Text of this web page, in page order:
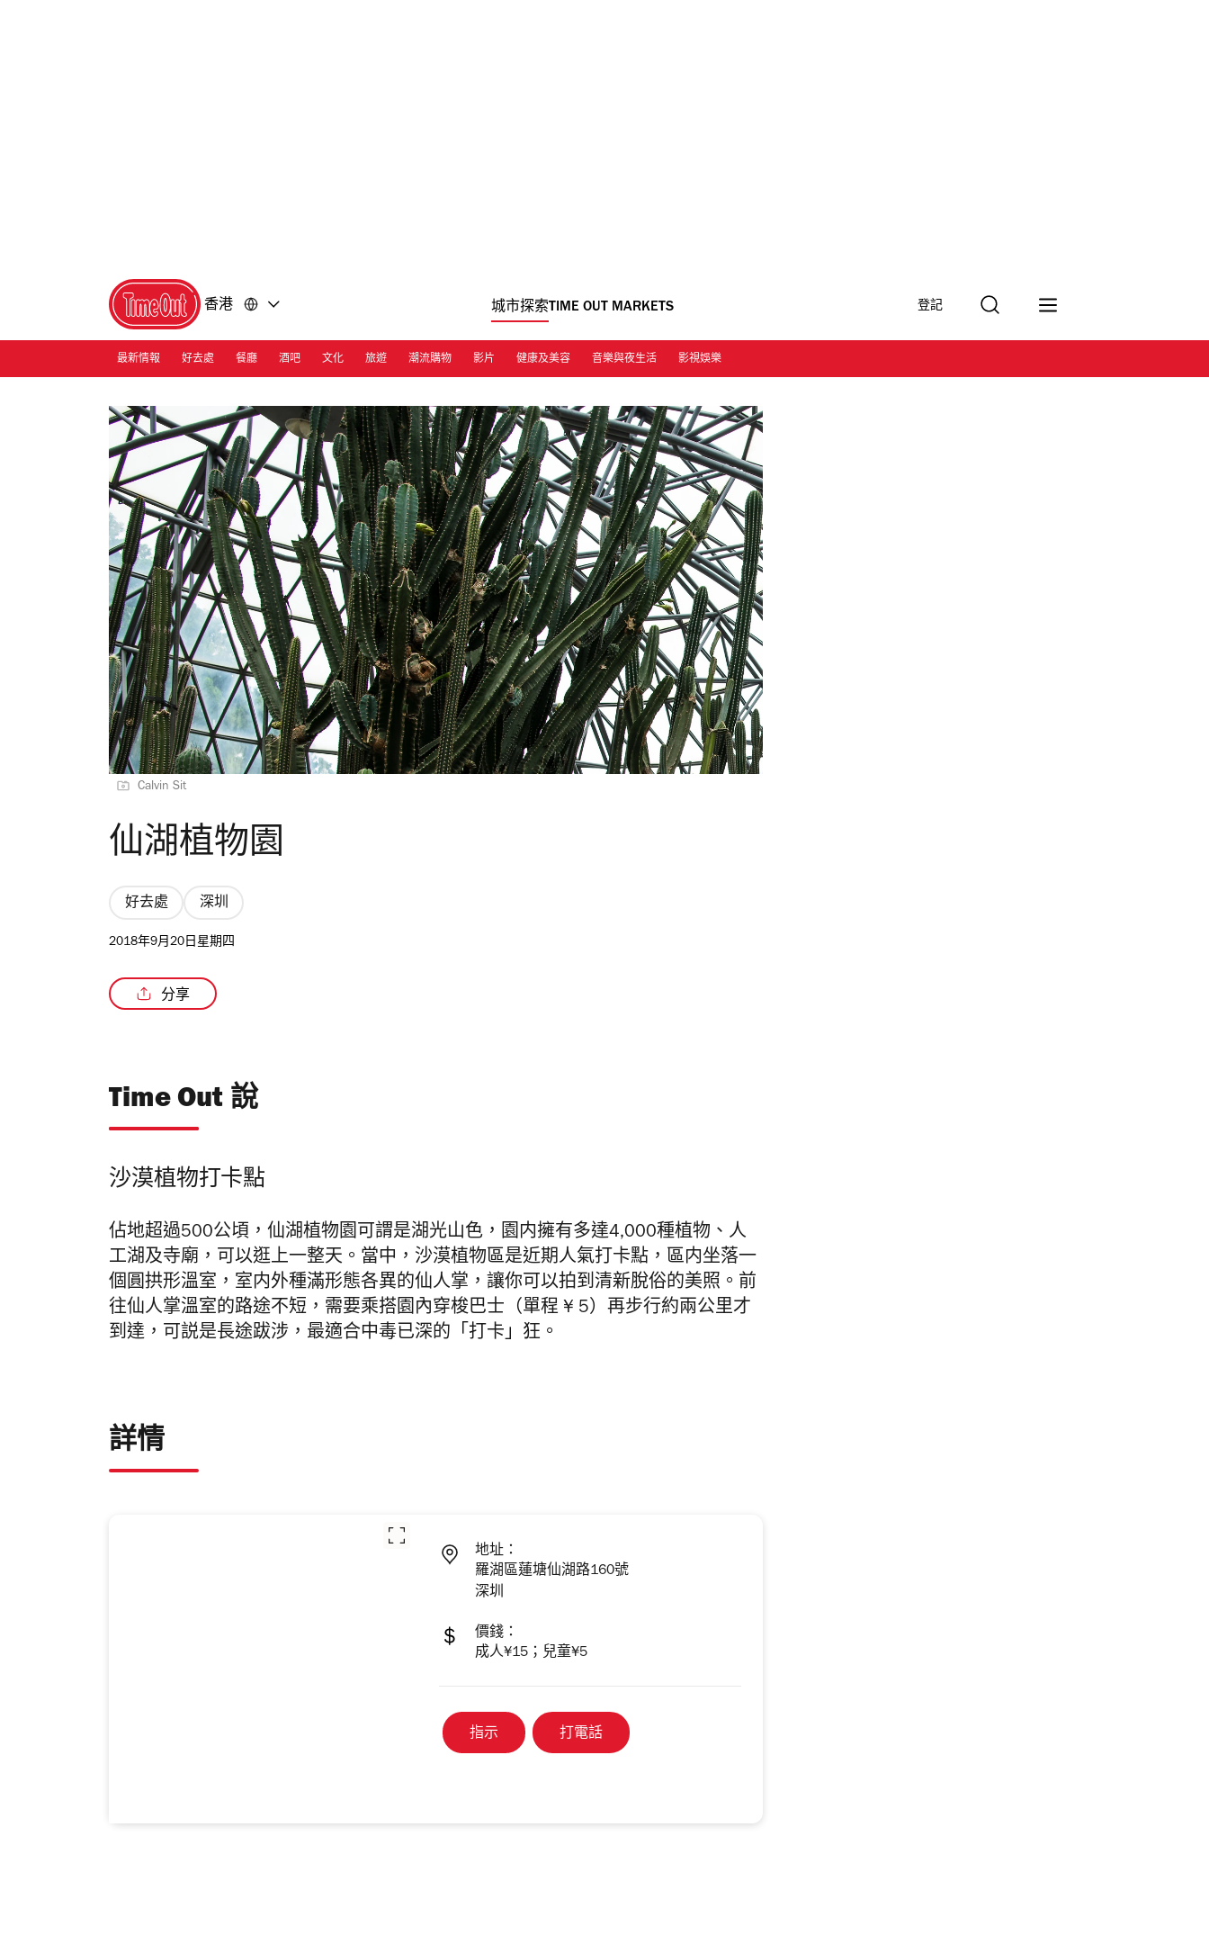
香港 城市探索TIME OUT MARKETS 登記
最新情報 好去處 餐廳 酒吧 文化 旅遊 潮流購物 影片 健康及美容 音樂與夜生活 影視娛樂
Calvin Sit
仙湖植物園
好去處 深圳
2018年9月20日星期四
分享
Time Out 說
沙漠植物打卡點
佔地超過500公頃，仙湖植物園可謂是湖光山色，園内擁有多達4,000種植物、人
工湖及寺廟，可以逛上一整天。當中，沙漠植物區是近期人氣打卡點，區内坐落一
個圓拱形溫室，室内外種滿形態各異的仙人掌，讓你可以拍到清新脫俗的美照。前
往仙人掌溫室的路途不短，需要乘搭園內穿梭巴士（單程 ¥ 5）再步行約兩公里才
到達，可説是長途跋涉，最適合中毒已深的「打卡」狂。
詳情
地址：
羅湖區蓮塘仙湖路160號
深圳
價錢：
成人¥15；兒童¥5
指示 打電話